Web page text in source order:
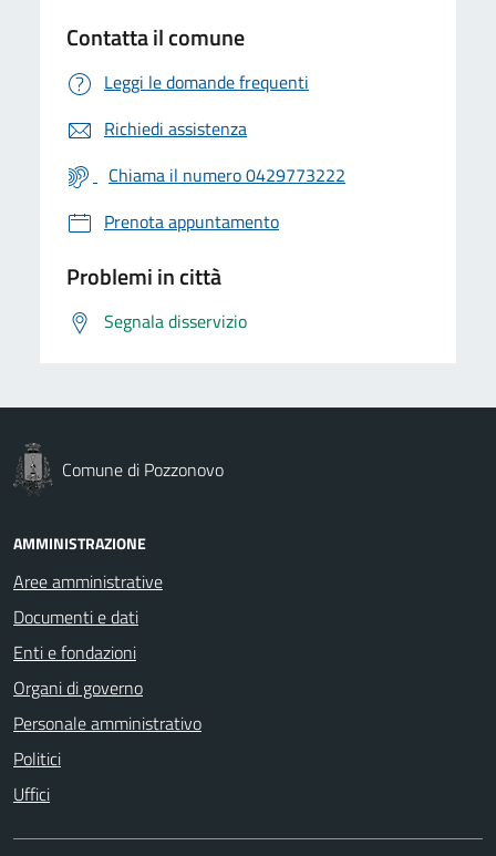
Contatta il comune
Leggi le domande frequenti
Richiedi assistenza
Chiama il numero 0429773222
Prenota appuntamento
Problemi in città
Segnala disservizio
Comune di Pozzonovo
AMMINISTRAZIONE
Aree amministrative
Documenti e dati
Enti e fondazioni
Organi di governo
Personale amministrativo
Politici
Uffici